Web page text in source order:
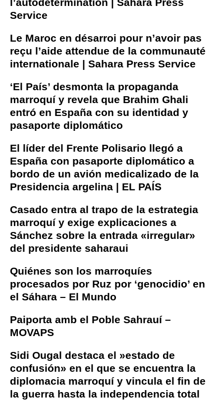
l’autodétermination | Sahara Press
Service
Le Maroc en désarroi pour n’avoir pas
reçu l’aide attendue de la communauté
internationale | Sahara Press Service
‘El País’ desmonta la propaganda
marroquí y revela que Brahim Ghali
entró en España con su identidad y
pasaporte diplomático
El líder del Frente Polisario llegó a
España con pasaporte diplomático a
bordo de un avión medicalizado de la
Presidencia argelina | EL PAÍS
Casado entra al trapo de la estrategia
marroquí y exige explicaciones a
Sánchez sobre la entrada «irregular»
del presidente saharaui
Quiénes son los marroquíes
procesados por Ruz por ‘genocidio’ en
el Sáhara – El Mundo
Paiporta amb el Poble Sahrauí –
MOVAPS
Sidi Ougal destaca el »estado de
confusión» en el que se encuentra la
diplomacia marroquí y vincula el fin de
la guerra hasta la independencia total